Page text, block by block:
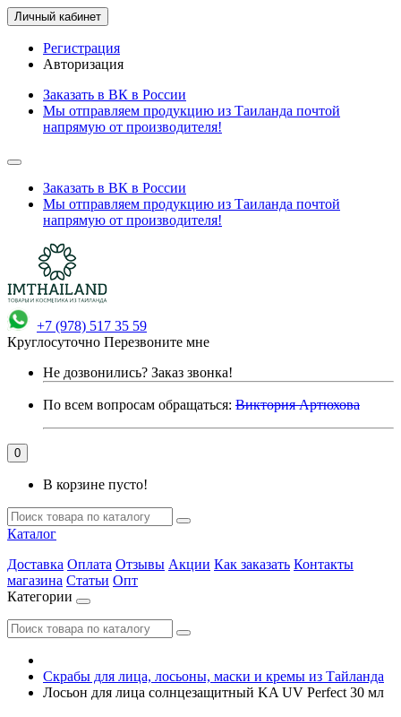
Личный кабинет
Регистрация
Авторизация
Заказать в ВК в России
Мы отправляем продукцию из Таиланда почтой
напрямую от производителя!
Заказать в ВК в России
Мы отправляем продукцию из Таиланда почтой
напрямую от производителя!
+7 (978) 517 35 59
Круглосуточно Перезвоните мне
Не дозвонились? Заказ звонка!
По всем вопросам обращаться: Виктория Артюхова
0
В корзине пусто!
Каталог
Доставка Оплата Отзывы Акции Как заказать Контакты
магазина Статьи Опт
Категории
Скрабы для лица, лосьоны, маски и кремы из Тайланда
Лосьон для лица солнцезащитный KA UV Perfect 30 мл